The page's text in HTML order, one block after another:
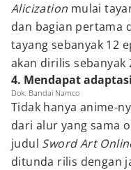
Alicization mulai
dan bagian pertama
tayang sebanyak 12
akan dirilis sebanyak
4. Mendapat
Dok. Bandai Namco
Tidak hanya anime-
dari alur yang sama
judul Sword Art
ditunda rilis dengan